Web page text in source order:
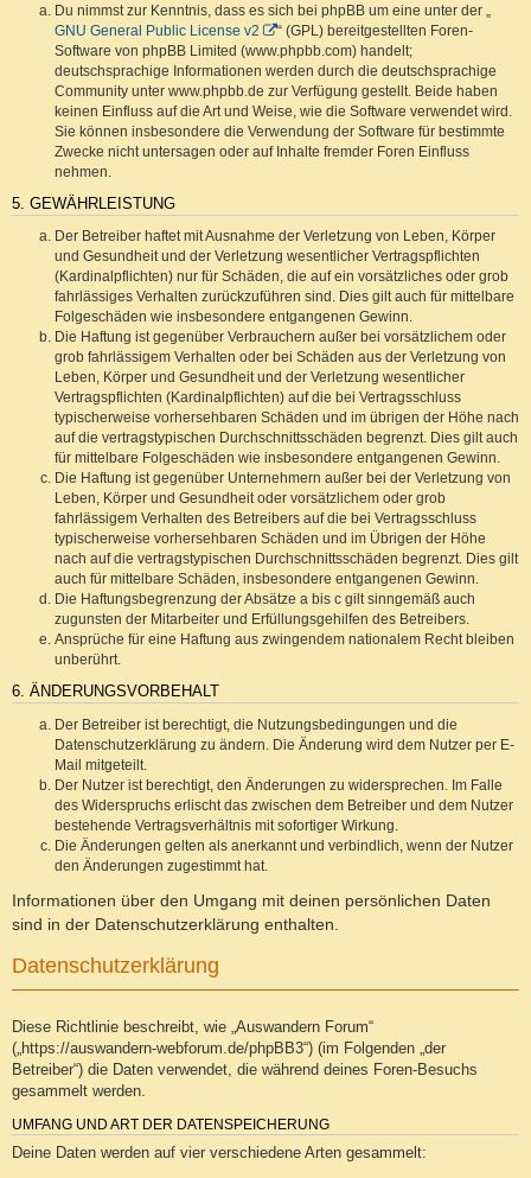
Du nimmst zur Kenntnis, dass es sich bei phpBB um eine unter der „
GNU General Public License v2
“ (GPL) bereitgestellten Foren-
Software von phpBB Limited (www.phpbb.com) handelt;
deutschsprachige Informationen werden durch die deutschsprachige
Community unter www.phpbb.de zur Verfügung gestellt. Beide haben
keinen Einfluss auf die Art und Weise, wie die Software verwendet wird.
Sie können insbesondere die Verwendung der Software für bestimmte
Zwecke nicht untersagen oder auf Inhalte fremder Foren Einfluss
nehmen.
5. GEWÄHRLEISTUNG
Der Betreiber haftet mit Ausnahme der Verletzung von Leben, Körper
und Gesundheit und der Verletzung wesentlicher Vertragspflichten
(Kardinalpflichten) nur für Schäden, die auf ein vorsätzliches oder grob
fahrlässiges Verhalten zurückzuführen sind. Dies gilt auch für mittelbare
Folgeschäden wie insbesondere entgangenen Gewinn.
Die Haftung ist gegenüber Verbrauchern außer bei vorsätzlichem oder
grob fahrlässigem Verhalten oder bei Schäden aus der Verletzung von
Leben, Körper und Gesundheit und der Verletzung wesentlicher
Vertragspflichten (Kardinalpflichten) auf die bei Vertragsschluss
typischerweise vorhersehbaren Schäden und im übrigen der Höhe nach
auf die vertragstypischen Durchschnittsschäden begrenzt. Dies gilt auch
für mittelbare Folgeschäden wie insbesondere entgangenen Gewinn.
Die Haftung ist gegenüber Unternehmern außer bei der Verletzung von
Leben, Körper und Gesundheit oder vorsätzlichem oder grob
fahrlässigem Verhalten des Betreibers auf die bei Vertragsschluss
typischerweise vorhersehbaren Schäden und im Übrigen der Höhe
nach auf die vertragstypischen Durchschnittsschäden begrenzt. Dies gilt
auch für mittelbare Schäden, insbesondere entgangenen Gewinn.
Die Haftungsbegrenzung der Absätze a bis c gilt sinngemäß auch
zugunsten der Mitarbeiter und Erfüllungsgehilfen des Betreibers.
Ansprüche für eine Haftung aus zwingendem nationalem Recht bleiben
unberührt.
6. ÄNDERUNGSVORBEHALT
Der Betreiber ist berechtigt, die Nutzungsbedingungen und die
Datenschutzerklärung zu ändern. Die Änderung wird dem Nutzer per E-
Mail mitgeteilt.
Der Nutzer ist berechtigt, den Änderungen zu widersprechen. Im Falle
des Widerspruchs erlischt das zwischen dem Betreiber und dem Nutzer
bestehende Vertragsverhältnis mit sofortiger Wirkung.
Die Änderungen gelten als anerkannt und verbindlich, wenn der Nutzer
den Änderungen zugestimmt hat.
Informationen über den Umgang mit deinen persönlichen Daten
sind in der Datenschutzerklärung enthalten.
Datenschutzerklärung
Diese Richtlinie beschreibt, wie „Auswandern Forum“
(„https://auswandern-webforum.de/phpBB3“) (im Folgenden „der
Betreiber“) die Daten verwendet, die während deines Foren-Besuchs
gesammelt werden.
UMFANG UND ART DER DATENSPEICHERUNG
Deine Daten werden auf vier verschiedene Arten gesammelt: